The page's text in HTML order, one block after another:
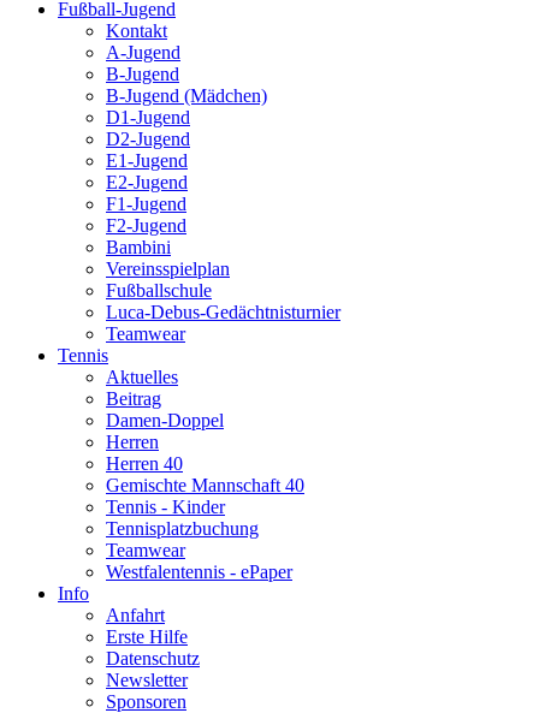
Fußball-Jugend
Kontakt
A-Jugend
B-Jugend
B-Jugend (Mädchen)
D1-Jugend
D2-Jugend
E1-Jugend
E2-Jugend
F1-Jugend
F2-Jugend
Bambini
Vereinsspielplan
Fußballschule
Luca-Debus-Gedächtnisturnier
Teamwear
Tennis
Aktuelles
Beitrag
Damen-Doppel
Herren
Herren 40
Gemischte Mannschaft 40
Tennis - Kinder
Tennisplatzbuchung
Teamwear
Westfalentennis - ePaper
Info
Anfahrt
Erste Hilfe
Datenschutz
Newsletter
Sponsoren